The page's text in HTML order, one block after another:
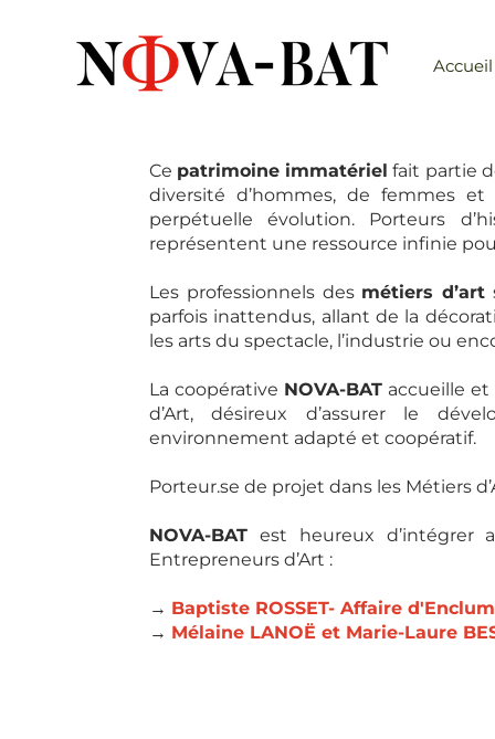
Accueil
Ce patrimoine immatériel fait partie
diversité d’hommes, de femmes
perpétuelle évolution. Porteurs
représentent une ressource infinie
Les professionnels des métiers d’art
parfois inattendus, allant de la
les arts du spectacle, l’industrie ou
La coopérative NOVA-BATaccueille et
d’Art, désireux d’assurer le
environnement adapté et coopératif.
Porteur.se de projet dans les Métiers
NOVA-BAT est heureux d’intégrer
Entrepreneurs d’Art :
→ Baptiste ROSSET- Affaire
→ Mélaine LANOË et Marie-Laure